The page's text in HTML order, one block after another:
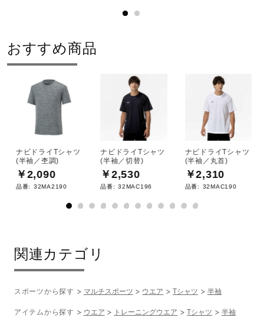
おすすめ商品
ナビドライTシャツ
(半袖／杢調)
￥2,090
品番: 32MA2190
ナビドライTシャツ
(半袖／切替)
￥2,530
品番: 32MAC196
ナビドライTシャツ
(半袖／丸首)
￥2,310
品番: 32MAC190
関連カテゴリ
スポーツから探す マルチスポーツ ウエア Tシャツ 半袖
アイテムから探す ウエア トレーニングウエア Tシャツ 半袖